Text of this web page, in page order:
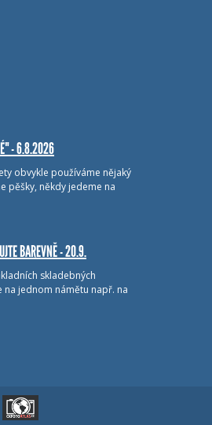
- 6.8.2026
obvykle používáme nějaký
pěšky, někdy jedeme na
BAREVNĚ - 20.9.
skladebných
jednom námětu např. na